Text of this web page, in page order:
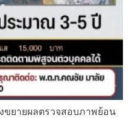
ขยายผลตรวจสอบภาพย้อน